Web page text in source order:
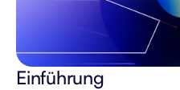
Einführung